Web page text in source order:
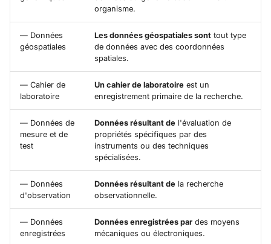
organisme.
— Données
géospatiales
Les données géospatiales sont tout type
de données avec des coordonnées
spatiales.
— Cahier de
laboratoire
Un cahier de laboratoire est un
enregistrement primaire de la recherche.
— Données de
mesure et de
test
Données résultant de l'évaluation de
propriétés spécifiques par des
instruments ou des techniques
spécialisées.
— Données
d'observation
Données résultant de la recherche
observationnelle.
— Données
enregistrées
Données enregistrées par des moyens
mécaniques ou électroniques.